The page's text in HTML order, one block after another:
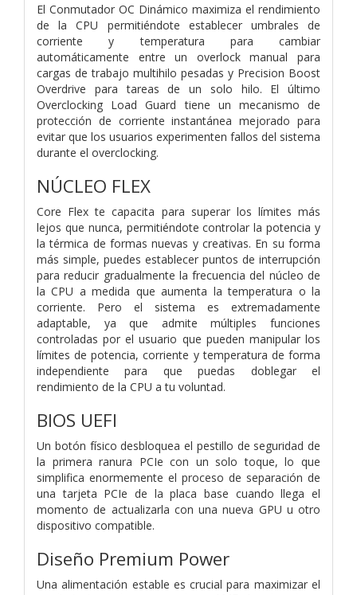
El Conmutador OC Dinámico maximiza el rendimiento
de la CPU permitiéndote establecer umbrales de
corriente y temperatura para cambiar
automáticamente entre un overlock manual para
cargas de trabajo multihilo pesadas y Precision Boost
Overdrive para tareas de un solo hilo. El último
Overclocking Load Guard tiene un mecanismo de
protección de corriente instantánea mejorado para
evitar que los usuarios experimenten fallos del sistema
durante el overclocking.​
NÚCLEO FLEX
Core Flex te capacita para superar los límites más
lejos que nunca, permitiéndote controlar la potencia y
la térmica de formas nuevas y creativas. En su forma
más simple, puedes establecer puntos de interrupción
para reducir gradualmente la frecuencia del núcleo de
la CPU a medida que aumenta la temperatura o la
corriente. Pero el sistema es extremadamente
adaptable, ya que admite múltiples funciones
controladas por el usuario que pueden manipular los
límites de potencia, corriente y temperatura de forma
independiente para que puedas doblegar el
rendimiento de la CPU a tu voluntad.
BIOS UEFI
Un botón físico desbloquea el pestillo de seguridad de
la primera ranura PCIe con un solo toque, lo que
simplifica enormemente el proceso de separación de
una tarjeta PCIe de la placa base cuando llega el
momento de actualizarla con una nueva GPU u otro
dispositivo compatible.
Diseño Premium Power
Una alimentación estable es crucial para maximizar el